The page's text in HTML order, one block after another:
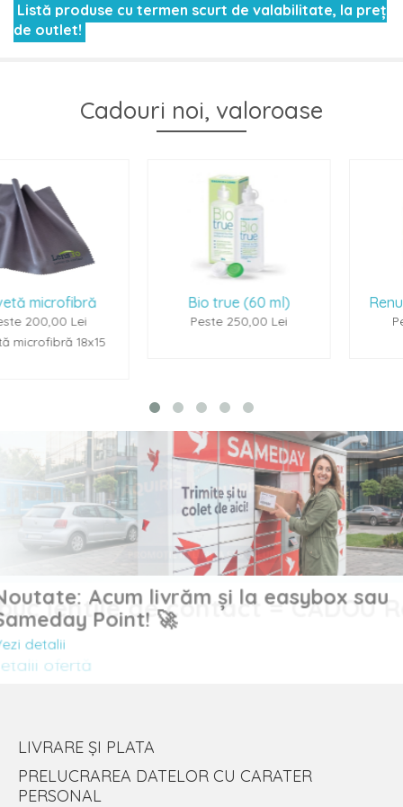
Listă produse cu termen scurt de valabilitate, la preț
de outlet!
Cadouri noi, valoroase
Bio true (60 ml)
Peste 250,00 Lei
Renu Multiplus
Peste 250,00 Lei
lentile de contact = CADOU
ofertă
Noutate: Acum livrăm și la easybox sau
Sameday Point! 🚀
Vezi detalii
LIVRARE ȘI PLATA
PRELUCRAREA DATELOR CU CARATER
PERSONAL